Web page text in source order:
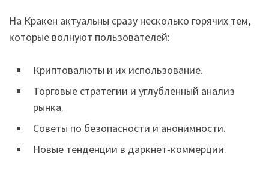
На Кракен актуальны сразу несколько горячих тем,
которые волнуют пользователей:
Криптовалюты и их использование.
Торговые стратегии и углубленный анализ
рынка.
Советы по безопасности и анонимности.
Новые тенденции в даркнет-коммерции.